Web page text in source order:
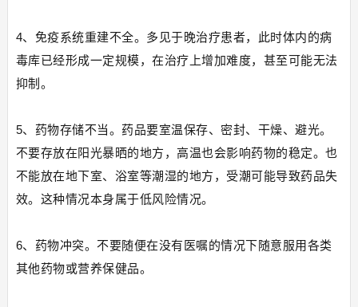
4、免疫系统重建不全。多见于晚治疗患者，此时体内的病
毒库已经形成一定规模，在治疗上增加难度，甚至可能无法
抑制。
5、药物存储不当。药品要室温保存、密封、干燥、避光。
不要存放在阳光暴晒的地方，高温也会影响药物的稳定。也
不能放在地下室、浴室等潮湿的地方，受潮可能导致药品失
效。这种情况本身属于低风险情况。
6、药物冲突。不要随便在没有医嘱的情况下随意服用各类
其他药物或营养保健品。